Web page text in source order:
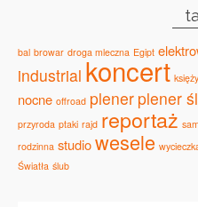
bal browar droga mleczna Egipt
industrial koncert
nocne offroad plener plener
przyroda ptaki rajd reportaż
rodzinna studiowesele
Światła ślub